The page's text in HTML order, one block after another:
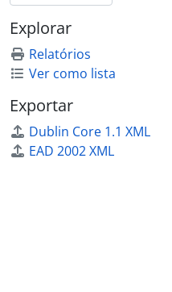
Explorar
Relatórios
Ver como lista
Exportar
Dublin Core 1.1 XML
EAD 2002 XML